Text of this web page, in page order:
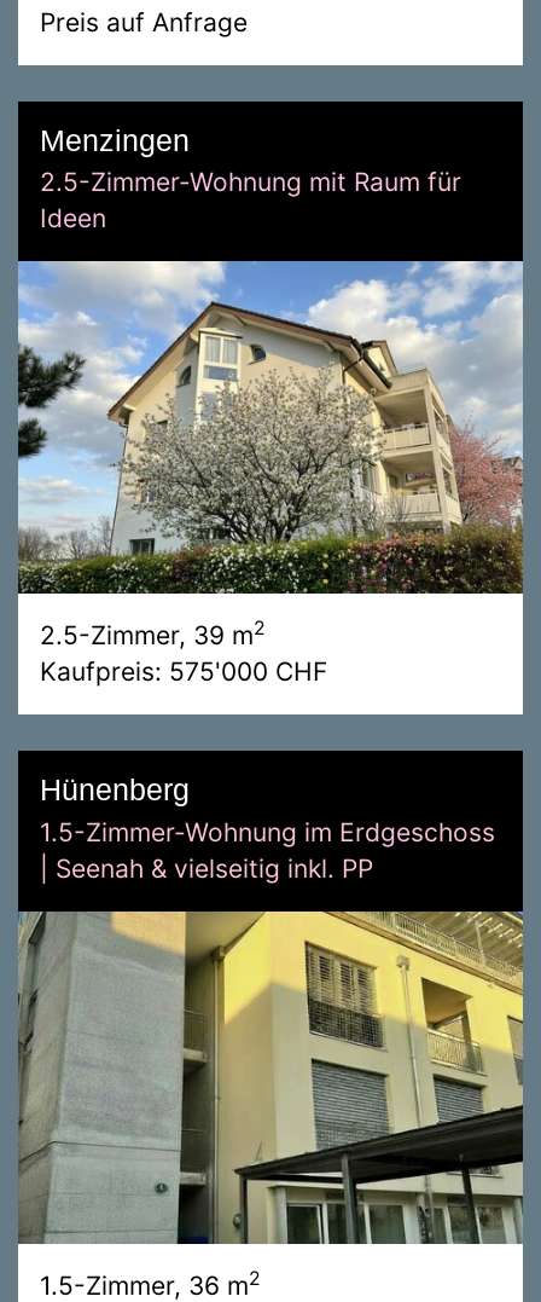
Preis auf Anfrage
Menzingen
2.5-Zimmer-Wohnung mit Raum für
Ideen
2.5-Zimmer, 39 m2
Kaufpreis: 575'000 CHF
Hünenberg
1.5-Zimmer-Wohnung im Erdgeschoss
| Seenah & vielseitig inkl. PP
1.5-Zimmer, 36 m2